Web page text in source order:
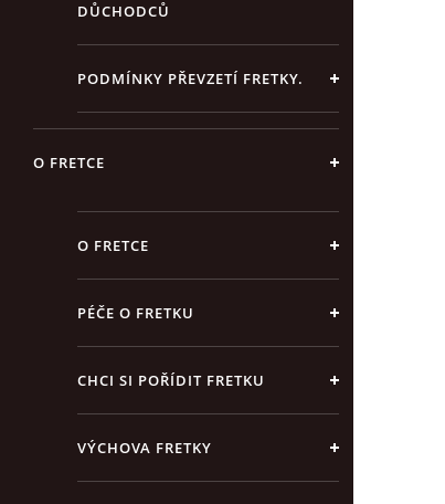
DŮCHODCŮ
PODMÍNKY PŘEVZETÍ FRETKY.
O FRETCE
O FRETCE
PÉČE O FRETKU
CHCI SI POŘÍDIT FRETKU
VÝCHOVA FRETKY